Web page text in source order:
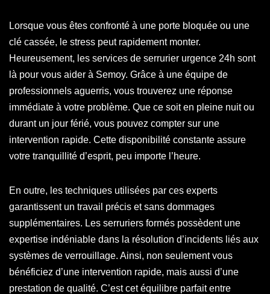
Lorsque vous êtes confronté à une porte bloquée ou une
clé cassée, le stress peut rapidement monter.
Heureusement, les services de serrurier urgence 24h sont
là pour vous aider à Semoy. Grâce à une équipe de
professionnels aguerris, vous trouverez une réponse
immédiate à votre problème. Que ce soit en pleine nuit ou
durant un jour férié, vous pouvez compter sur une
intervention rapide. Cette disponibilité constante assure
votre tranquillité d’esprit, peu importe l’heure.
En outre, les techniques utilisées par ces experts
garantissent un travail précis et sans dommages
supplémentaires. Les serruriers formés possèdent une
expertise indéniable dans la résolution d’incidents liés aux
systèmes de verrouillage. Ainsi, non seulement vous
bénéficiez d’une intervention rapide, mais aussi d’une
prestation de qualité. C’est cet équilibre parfait entre